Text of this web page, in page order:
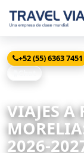
+52 (55) 6363 7451
VIAJES A
2026-